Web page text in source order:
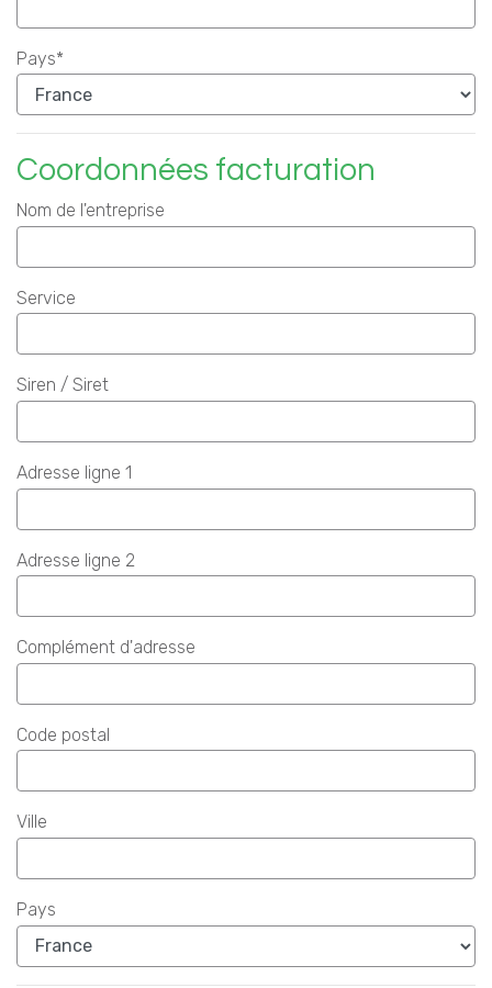
Pays*
Coordonnées facturation
Nom de l'entreprise
Service
Siren / Siret
Adresse ligne 1
Adresse ligne 2
Complément d'adresse
Code postal
Ville
Pays